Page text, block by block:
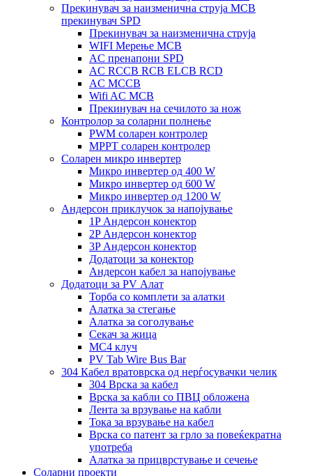
Прекинувач за наизменична струја MCB
прекинувач SPD
Прекинувач за наизменична струја
WIFI Мерење MCB
AC пренапони SPD
AC RCCB RCB ELCB RCD
AC MCCB
Wifi AC MCB
Прекинувач на сечилото за нож
Контролор за соларни полнење
PWM соларен контролер
MPPT соларен контролер
Соларен микро инвертер
Микро инвертер од 400 W
Микро инвертер од 600 W
Микро инвертер од 1200 W
Андерсон приклучок за напојување
1P Андерсон конектор
2P Андерсон конектор
3P Андерсон конектор
Додатоци за конектор
Андерсон кабел за напојување
Додатоци за PV Алат
Торба со комплети за алатки
Алатка за стегање
Алатка за соголување
Секач за жица
MC4 клуч
PV Tab Wire Bus Bar
304 Кабел вратоврска од нерѓосувачки челик
304 Врска за кабел
Врска за кабли со ПВЦ обложена
Лента за врзување на кабли
Тока за врзување на кабел
Врска со патент за грло за повеќекратна
употреба
Алатка за прицврстување и сечење
Соларни проекти